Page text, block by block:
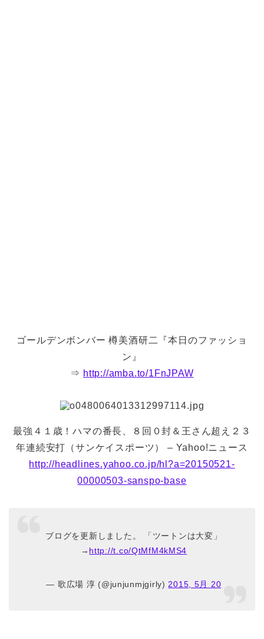
ゴールデンボンバー 樽美酒研二『本日のファッショ
ン』
⇒ http://amba.to/1FnJPAW
最強４１歳！ハマの番長、８回０封＆王さん超え２３
年連続安打（サンケイスポーツ） – Yahoo!ニュース
http://headlines.yahoo.co.jp/hl?a=20150521-
00000503-sanspo-base
ブログを更新しました。 「ツートンは大変」
→ http://t.co/QtMfM4kMS4
— 歌広場 淳 (@junjunmjgirly) 2015, 5月 20